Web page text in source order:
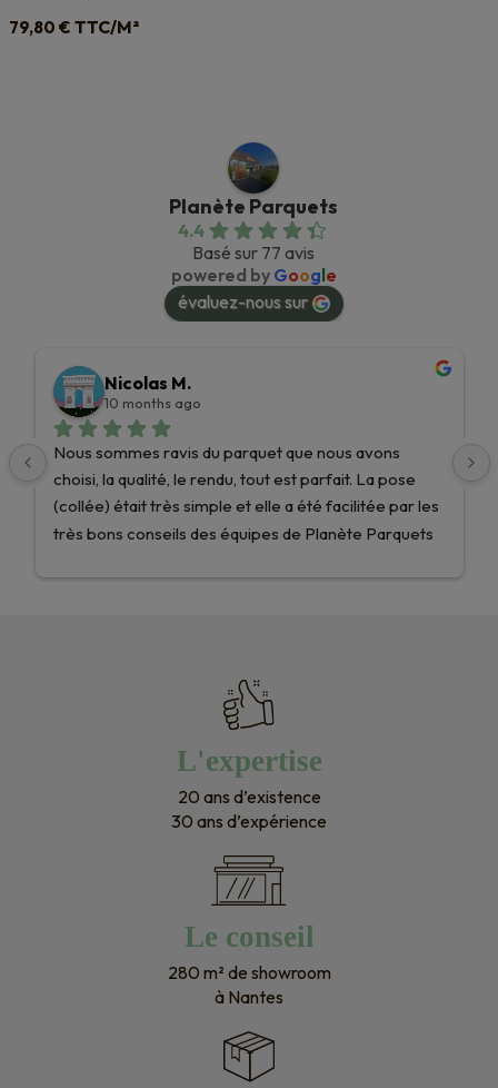
79,80 € TTC/M²
Planète Parquets
4.4
Basé sur 77 avis
powered by Google
évaluez-nous sur
Nicolas M.
10 months ago
Nous sommes ravis du parquet que nous avons
choisi, la qualité, le rendu, tout est parfait. La pose
(collée) était très simple et elle a été facilitée par les
très bons conseils des équipes de Planète Parquets
L'expertise
20 ans d’existence
30 ans d’expérience
Le conseil
280 m² de showroom
à Nantes